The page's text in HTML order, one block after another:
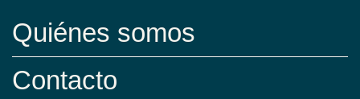
Quiénes somos
Contacto